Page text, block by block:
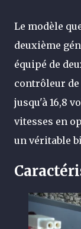
Le modèle
deuxième
équipé de
contrôleur de
jusqu'à 16,8
vitesses en
un véritable